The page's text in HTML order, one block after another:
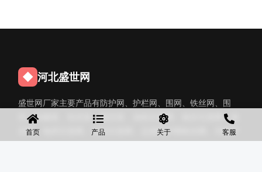
◆ 河北盛世网
盛世网厂家主要产品有防护网、护栏网、围网、铁丝网、围
挡、防爆笼、铅丝笼、固滨笼、加筋石笼网、格宾石笼网、格
宾网、电焊石笼网、铅丝石笼网、边坡防护网铁丝网、市政护
首页 产品 关于 客服